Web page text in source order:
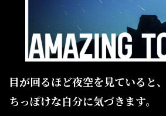
目が回るほど夜空を見ていると、
ちっぽけな自分に気づきます。